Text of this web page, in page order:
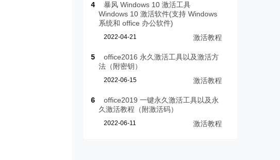
4
暴风 Windows 10 激活工具
Windows 10 激活软件(支持 Windows
系统和 office 办公软件)
2022-04-21 激活教程
5
office2016 永久激活工具以及激活方
法（附密钥）
2022-06-15 激活教程
6
office2019 一键永久激活工具以及永
久激活教程（附激活码）
2022-06-11 激活教程